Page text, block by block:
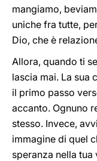
mangiamo,
uniche fra tutte,
Dio, che è
Allora, quando ti
lascia mai. La sua
il primo passo
accanto. Ognuno
stesso. Invece,
immagine di quel
speranza nella